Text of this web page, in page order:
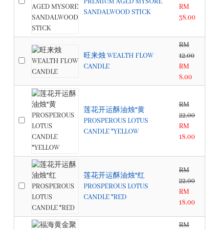
SANDALWOOD STICK
RM
38.00
旺来烛 WEALTH FLOW
CANDLE
RM
12.00
RM
8.00
莲花开运酥油烛*黄
PROSPEROUS LOTUS
CANDLE *YELLOW
RM
22.00
RM
18.00
莲花开运酥油烛*红
PROSPEROUS LOTUS
CANDLE *RED
RM
22.00
RM
18.00
RM